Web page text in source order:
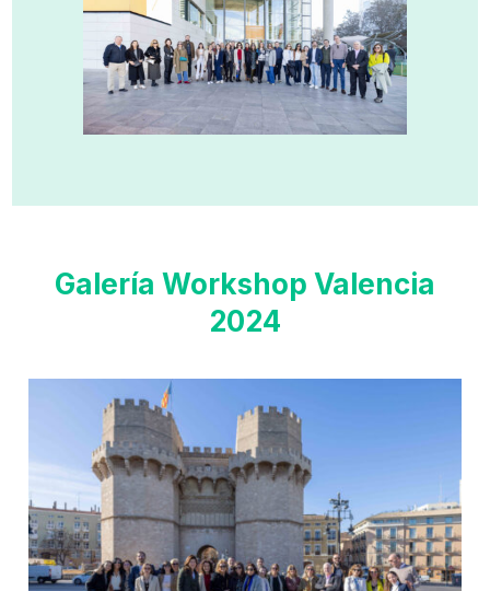
Galería Workshop Valencia
2024